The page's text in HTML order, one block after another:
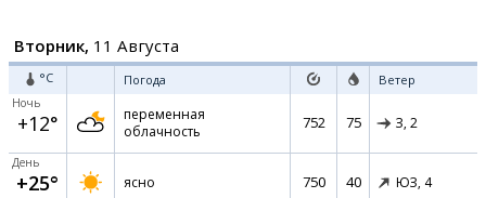
Вторник, 11 Августа
°C Погода Ветер
Ночь
+12°
переменная
облачность
752 75 З, 2
День
+25° ясно 750 40 ЮЗ, 4